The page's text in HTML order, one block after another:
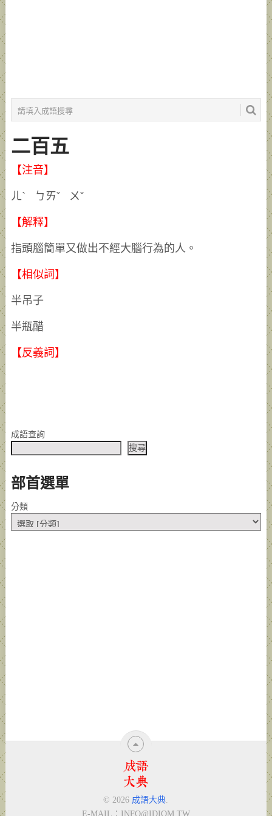
二百五
【注音】
ㄦˋ ㄅㄞˇ ㄨˇ
【解釋】
指頭腦簡單又做出不經大腦行為的人。
【相似詞】
半吊子
半瓶醋
【反義詞】
成語查詢
搜尋
部首選單
分類
© 2026 成語大典.
E-MAIL： INFO@IDIOM.TW